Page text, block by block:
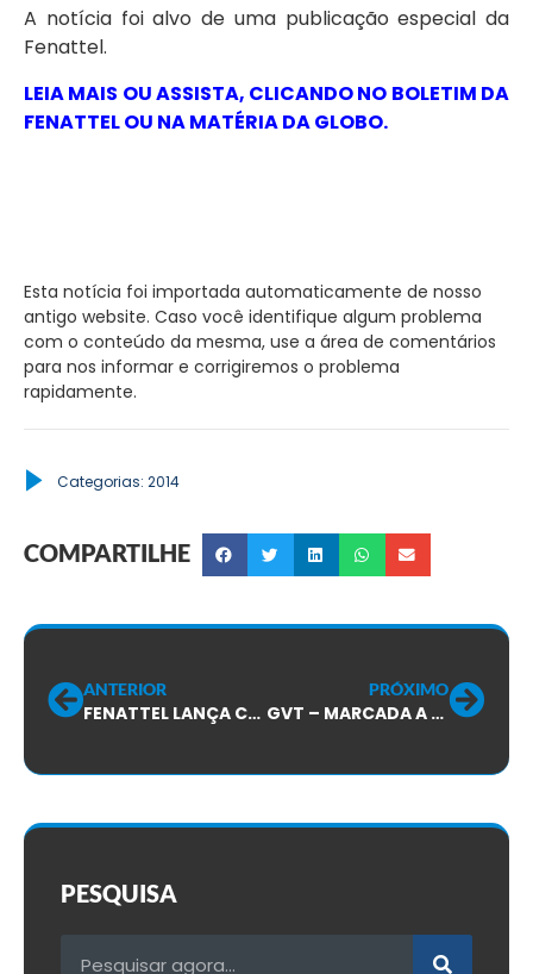
A notícia foi alvo de uma publicação especial da
Fenattel.
LEIA MAIS OU ASSISTA, CLICANDO NO BOLETIM DA
FENATTEL OU NA MATÉRIA DA GLOBO.
Esta notícia foi importada automaticamente de nosso
antigo website. Caso você identifique algum problema
com o conteúdo da mesma, use a área de comentários
para nos informar e corrigiremos o problema
rapidamente.
Categorias: 2014
COMPARTILHE
ANTERIOR
FENATTEL LANÇA CARTA ABERTA AOS TRABALHADORES EM TELECOMUNICAÇÕES!
PRÓXIMO
GVT – MARCADA A AUDIÊNCIA DA AÇÃO QUE TRATA DA BASE DE CÁLCULO DO ADICIONAL DE PERICULOSIDADE:
PESQUISA